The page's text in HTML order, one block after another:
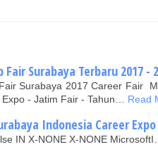
Fair Surabaya Terbaru 2017 -
Surabaya 2017 Career Fair
- Jatim Fair - Tahun… Read
Indonesia Career
IN X-NONE X-NONE MicrosoftI…